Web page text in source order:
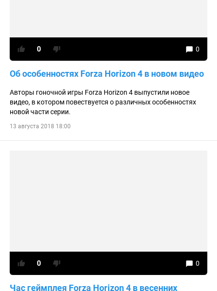
Об особенностях Forza Horizon 4 в новом видео
Авторы гоночной игры Forza Horizon 4 выпустили новое
видео, в котором повествуется о различных особенностях
новой части серии.
0 0
13 августа 2018 18:00
Час геймплея Forza Horizon 4 в весенних
0 0